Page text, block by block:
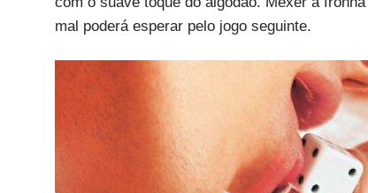
mal poderá esperar pelo jogo seguinte.